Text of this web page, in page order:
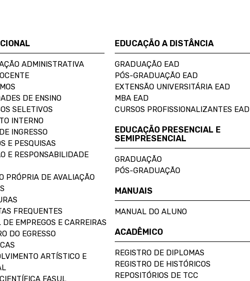
ADMINISTRATIVA
DE ENSINO
SELETIVOS
INTERNO
INGRESSO
E PESQUISAS
E RESPONSABILIDADE
PRÓPRIA DE AVALIAÇÃO
FREQUENTES
EMPREGOS E CARREIRAS
DO EGRESSO
ARTÍSTICO E
FASUL
EDUCAÇÃO A DISTÂNCIA
GRADUAÇÃO EAD
PÓS-GRADUAÇÃO EAD
EXTENSÃO UNIVERSITÁRIA EAD
MBA EAD
CURSOS PROFISSIONALIZANTES EAD
EDUCAÇÃO PRESENCIAL E
SEMIPRESENCIAL
GRADUAÇÃO
PÓS-GRADUAÇÃO
MANUAIS
MANUAL DO ALUNO
ACADÊMICO
REGISTRO DE DIPLOMAS
REGISTRO DE HISTÓRICOS
REPOSITÓRIOS DE TCC